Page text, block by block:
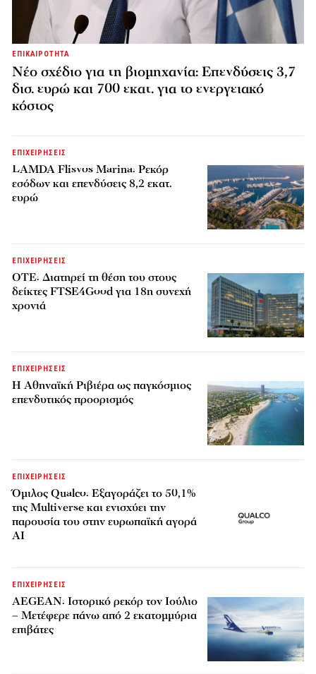
ΕΠΙΚΑΙΡΟΤΗΤΑ
Νέο σχέδιο για τη βιομηχανία: Επενδύσεις 3,7
δισ. ευρώ και 700 εκατ. για το ενεργειακό
κόστος
ΕΠΙΧΕΙΡΗΣΕΙΣ
LAMDA Flisvos Marina: Ρεκόρ
εσόδων και επενδύσεις 8,2 εκατ.
ευρώ
ΕΠΙΧΕΙΡΗΣΕΙΣ
ΟΤΕ: Διατηρεί τη θέση του στους
δείκτες FTSE4Good για 18η συνεχή
χρονιά
ΕΠΙΧΕΙΡΗΣΕΙΣ
Η Αθηναϊκή Ριβιέρα ως παγκόσμιος
επενδυτικός προορισμός
ΕΠΙΧΕΙΡΗΣΕΙΣ
Όμιλος Qualco: Εξαγοράζει το 50,1%
της Multiverse και ενισχύει την
παρουσία του στην ευρωπαϊκή αγορά
AI
ΕΠΙΧΕΙΡΗΣΕΙΣ
AEGEAN: Ιστορικό ρεκόρ τον Ιούλιο
– Μετέφερε πάνω από 2 εκατομμύρια
επιβάτες